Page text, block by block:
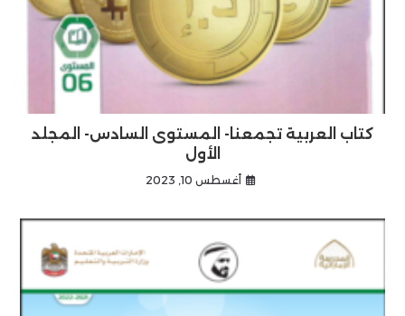
كتاب العربية تجمعنا- المستوى السادس- المجلد
الأول
أغسطس 10, 2023